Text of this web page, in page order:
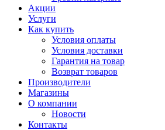
Акции
Услуги
Как купить
Условия оплаты
Условия доставки
Гарантия на товар
Возврат товаров
Производители
Магазины
О компании
Новости
Контакты